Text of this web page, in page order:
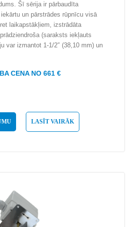
Šī sērija ir pārbaudīta
un pārstrādes rūpnīcu visā
laikapstākļiem, izstrādāta
(saraksts iekļauts
var izmantot 1-1/2″ (38,10 mm) un
CENA NO 661 €
LASĪT VAIRĀK